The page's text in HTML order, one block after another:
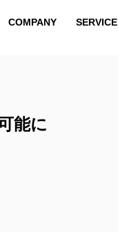
COMPANY SERVICE
COMPANY SERVICE
能に